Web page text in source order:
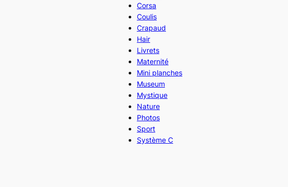
Corsa
Coulis
Crapaud
Hair
Livrets
Maternité
Mini planches
Museum
Mystique
Nature
Photos
Sport
Système C